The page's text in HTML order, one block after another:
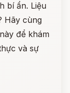
bí ẩn. Liệu
Hãy cùng
để khám
và sự